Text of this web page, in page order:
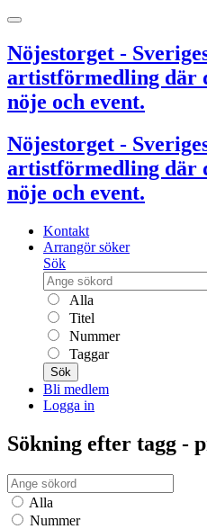
Nöjestorget -
artistförmedling där
nöje och event.
Nöjestorget -
artistförmedling där
nöje och event.
Kontakt
Arrangör söker
Sök
Alla
Titel
Nummer
Taggar
Sök
Bli medlem
Logga in
Sökning efter tagg -
Alla
Nummer